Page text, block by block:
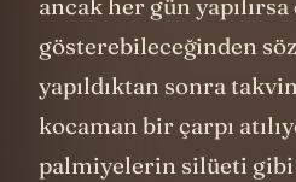
ancak her gün
gösterebileceğinden
yapıldıktan sonra
kocaman bir çarpı
palmiyelerin silüeti gibi